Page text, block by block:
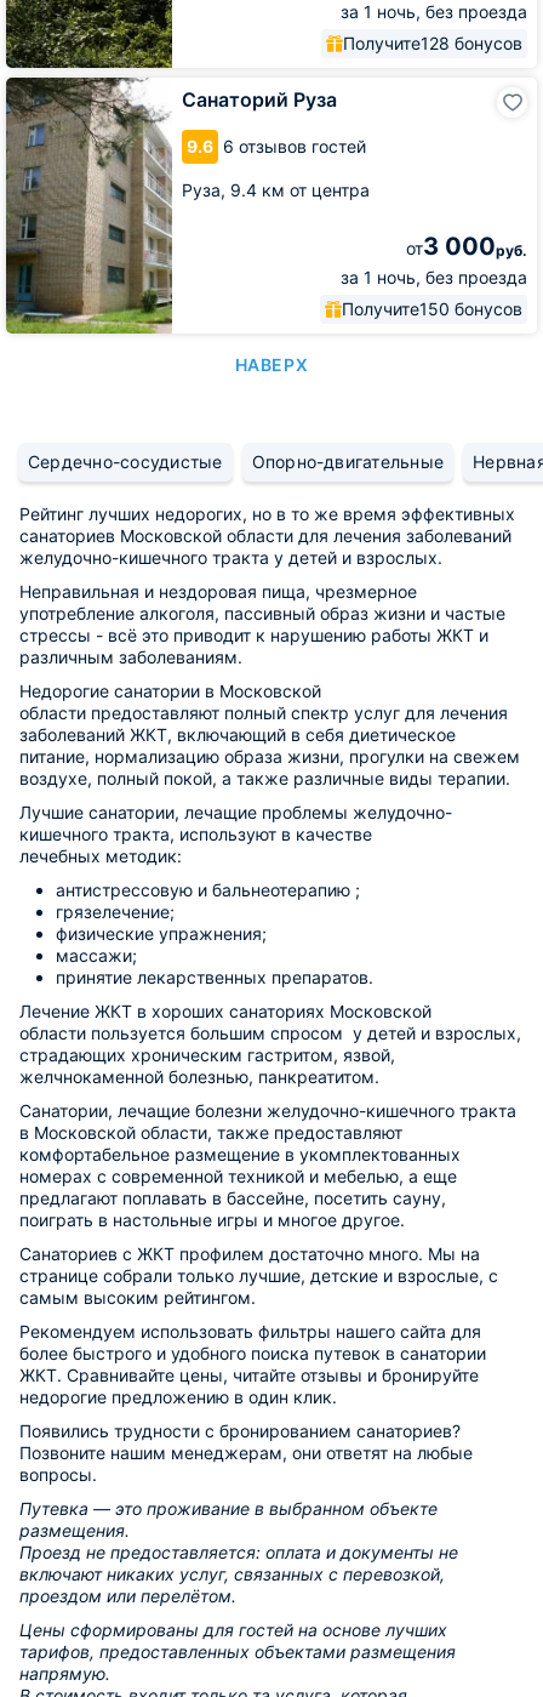
за 1 ночь, без проезда
Получите128 бонусов
Санаторий Руза
9.6 6 отзывов гостей
Руза, 9.4 км от центра
от3 000руб.
за 1 ночь, без проезда
Получите150 бонусов
Санаторий
Руза
НАВЕРХ
Сердечно-сосудистые Опорно-двигательные
Рейтинг лучших недорогих, но в то же время эффективных
санаториев Московской области для лечения заболеваний
желудочно-кишечного тракта у детей и взрослых.
Неправильная и нездоровая пища, чрезмерное
употребление алкоголя, пассивный образ жизни и частые
стрессы - всё это приводит к нарушению работы ЖКТ и
различным заболеваниям.
Недорогие санатории в Московской
области предоставляют полный спектр услуг для лечения
заболеваний ЖКТ, включающий в себя диетическое
питание, нормализацию образа жизни, прогулки на свежем
воздухе, полный покой, а также различные виды терапии.
Лучшие санатории, лечащие проблемы желудочно-
кишечного тракта, используют в качестве
лечебных методик:
антистрессовую и бальнеотерапию ;
грязелечение;
физические упражнения;
массажи;
принятие лекарственных препаратов.
Лечение ЖКТ в хороших санаториях Московской
области пользуется большим спросом у детей и взрослых,
страдающих хроническим гастритом, язвой,
желчнокаменной болезнью, панкреатитом.
Санатории, лечащие болезни желудочно-кишечного тракта
в Московской области, также предоставляют
комфортабельное размещение в укомплектованных
номерах с современной техникой и мебелью, а еще
предлагают поплавать в бассейне, посетить сауну,
поиграть в настольные игры и многое другое.
Санаториев с ЖКТ профилем достаточно много. Мы на
странице собрали только лучшие, детские и взрослые, с
самым высоким рейтингом.
Рекомендуем использовать фильтры нашего сайта для
более быстрого и удобного поиска путевок в санатории
ЖКТ. Сравнивайте цены, читайте отзывы и бронируйте
недорогие предложению в один клик.
Появились трудности с бронированием санаториев?
Позвоните нашим менеджерам, они ответят на любые
вопросы.
Путевка — это проживание в выбранном объекте
размещения.
Проезд не предоставляется: оплата и документы не
включают никаких услуг, связанных с перевозкой,
проездом или перелётом.
Цены сформированы для гостей на основе лучших
тарифов, предоставленных объектами размещения
напрямую.